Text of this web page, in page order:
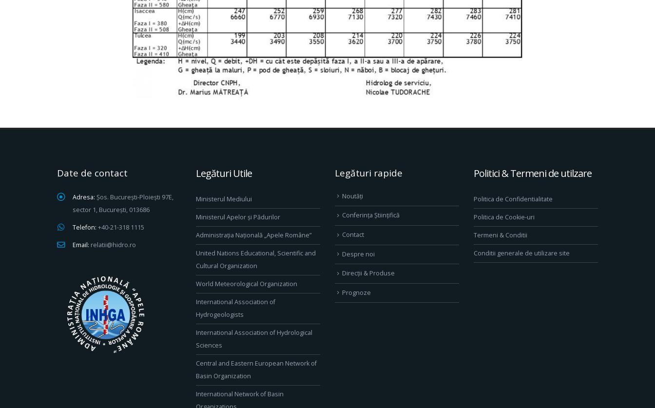
Date de contact
Adresa: Șos. București-Ploiești 97E,
sector 1, București, 013686
Telefon: +40-21-318 1115
Email: relatii@hidro.ro
Legături Utile
Ministerul Mediului
Ministerul Apelor și Pădurilor
Administrația Națională „Apele Române”
United Nations Educational, Scientific and
Cultural Organization
World Meteorological Organization
International Association of
Hydrogeologists
International Association of Hydrological
Sciences
Central and Eastern European Network of
Basin Organization
International Network of Basin
Legături rapide
Noutăți
Conferința Științifică
Contact
Despre noi
Direcţii & Produse
Prognoze
Politici & Termeni de utilzare
Politica de Confidentialitate
Politica de Cookie-uri
Termeni & Conditii
Conditii generale de utilizare site